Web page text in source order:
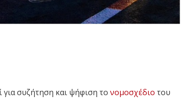
για συζήτηση και ψήφιση το νομοσχέδιο του